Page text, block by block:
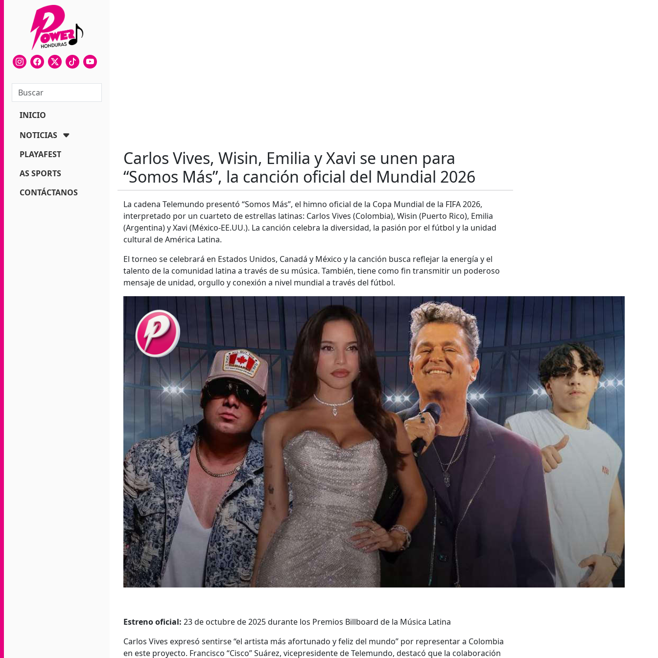
INICIO
NOTICIAS
PLAYAFEST
AS SPORTS
CONTÁCTANOS
Carlos Vives, Wisin, Emilia y Xavi se unen para
“Somos Más”, la canción oficial del Mundial 2026
La cadena Telemundo presentó “Somos Más”, el himno oficial de la Copa Mundial de la FIFA 2026,
interpretado por un cuarteto de estrellas latinas: Carlos Vives (Colombia), Wisin (Puerto Rico), Emilia
(Argentina) y Xavi (México-EE.UU.). La canción celebra la diversidad, la pasión por el fútbol y la unidad
cultural de América Latina.
El torneo se celebrará en Estados Unidos, Canadá y México y la canción busca reflejar la energía y el
talento de la comunidad latina a través de su música. También, tiene como fin transmitir un poderoso
mensaje de unidad, orgullo y conexión a nivel mundial a través del fútbol.
Estreno oficial: 23 de octubre de 2025 durante los Premios Billboard de la Música Latina
Carlos Vives expresó sentirse “el artista más afortunado y feliz del mundo” por representar a Colombia
en este proyecto. Francisco “Cisco” Suárez, vicepresidente de Telemundo, destacó que la colaboración